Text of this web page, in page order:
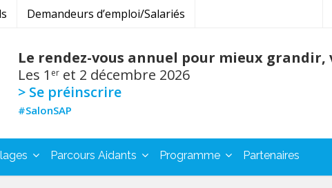
Demandeurs d’emploi/Salariés
Le rendez-vous annuel pour mieux
Les 1 er et 2 décembre 2026
> Se préinscrire
#SalonSAP
Parcours Aidants Programme Partenaires